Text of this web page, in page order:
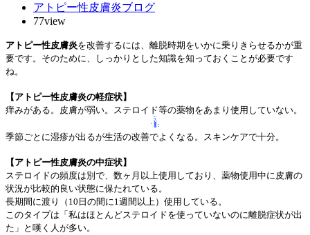
アトピー性皮膚炎ブログ
77view
アトピー性皮膚炎を改善するには、離脱時期をいかに乗りきらせるかが重
要です。そのために、しっかりとした知識を知っておくことが必要です
ね。
【アトピー性皮膚炎の軽症状】
痒みがある。皮膚が弱い。ステロイド等の薬物をあまり使用していない。
季節ごとに湿疹が出るが生活の改善でよくなる。スキンケアで十分。
【アトピー性皮膚炎の中症状】
ステロイドの頻度は別で、数ヶ月以上使用しており、薬物使用中に皮膚の
状況が比較的良い状態に保たれている。
長期間に渡り（ 10 日の間に1週間以上）使用している。
このタイプは「私はほとんどステロイドを使っていないのに離脱症状が出
た」と嘆く人が多い。